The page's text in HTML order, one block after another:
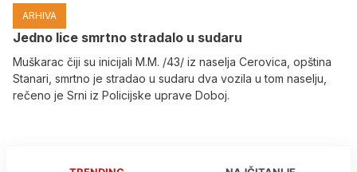
ARHIVA
Јedno lice smrtno stradalo u sudaru
Muškarac čiji su inicijali M.M. /43/ iz naselja Cerovica, opština
Stanari, smrtno je stradao u sudaru dva vozila u tom naselju,
rečeno je Srni iz Policijske uprave Doboj.